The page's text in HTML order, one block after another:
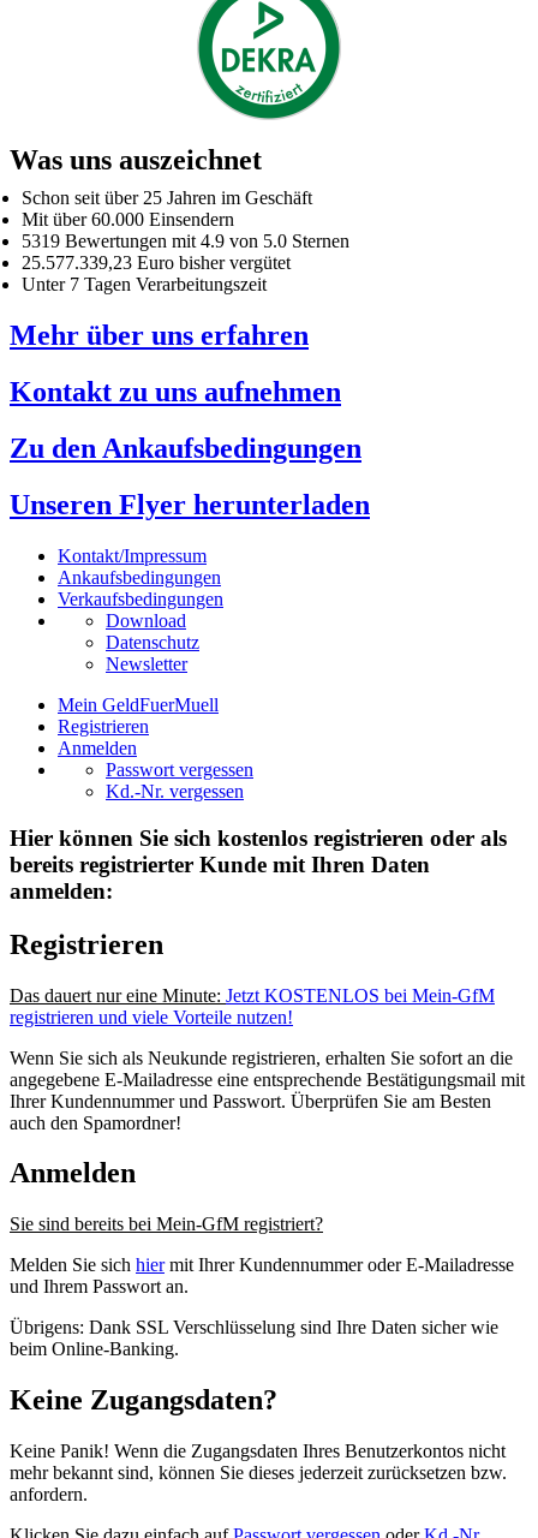
Was uns auszeichnet
Schon seit über 25 Jahren im Geschäft
Mit über 60.000 Einsendern
5319 Bewertungen mit 4.9 von 5.0 Sternen
25.577.339,23 Euro bisher vergütet
Unter 7 Tagen Verarbeitungszeit
Mehr über uns erfahren
Kontakt zu uns aufnehmen
Zu den Ankaufsbedingungen
Unseren Flyer herunterladen
Kontakt/Impressum
Ankaufsbedingungen
Verkaufsbedingungen
Download
Datenschutz
Newsletter
Mein GeldFuerMuell
Registrieren
Anmelden
Passwort vergessen
Kd.-Nr. vergessen
Hier können Sie sich kostenlos registrieren oder als
bereits registrierter Kunde mit Ihren Daten
anmelden:
Registrieren
Das dauert nur eine Minute: Jetzt KOSTENLOS bei Mein-GfM
registrieren und viele Vorteile nutzen!
Wenn Sie sich als Neukunde registrieren, erhalten Sie sofort an die
angegebene E-Mailadresse eine entsprechende Bestätigungsmail mit
Ihrer Kundennummer und Passwort. Überprüfen Sie am Besten
auch den Spamordner!
Anmelden
Sie sind bereits bei Mein-GfM registriert?
Melden Sie sich hiermit Ihrer Kundennummer oder E-Mailadresse
und Ihrem Passwort an.
Übrigens: Dank SSL Verschlüsselung sind Ihre Daten sicher wie
beim Online-Banking.
Keine Zugangsdaten?
Keine Panik! Wenn die Zugangsdaten Ihres Benutzerkontos nicht
mehr bekannt sind, können Sie dieses jederzeit zurücksetzen bzw.
anfordern.